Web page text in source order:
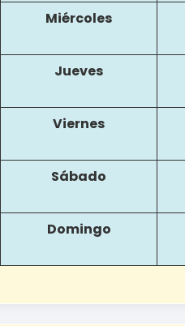
Miércoles
Jueves
Viernes
Sábado
Domingo